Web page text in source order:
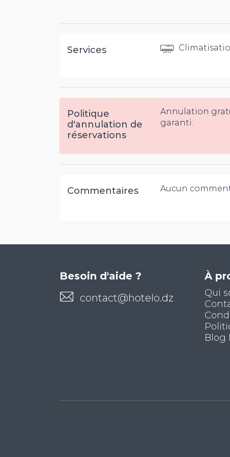
Services
Politique
d'annulation de
réservations
Annulation
garanti.
Commentaires Aucun
Besoin d'aide ?
contact@hotelo.dz
À
Qui
Blog